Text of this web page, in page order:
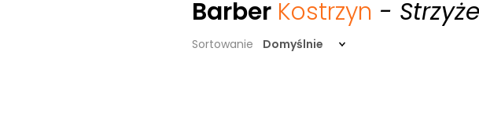
Barber Kostrzyn -
Sortowanie Domyślnie